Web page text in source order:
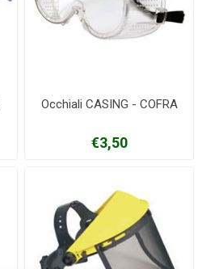
Occhiali CASING - COFRA
€3,50